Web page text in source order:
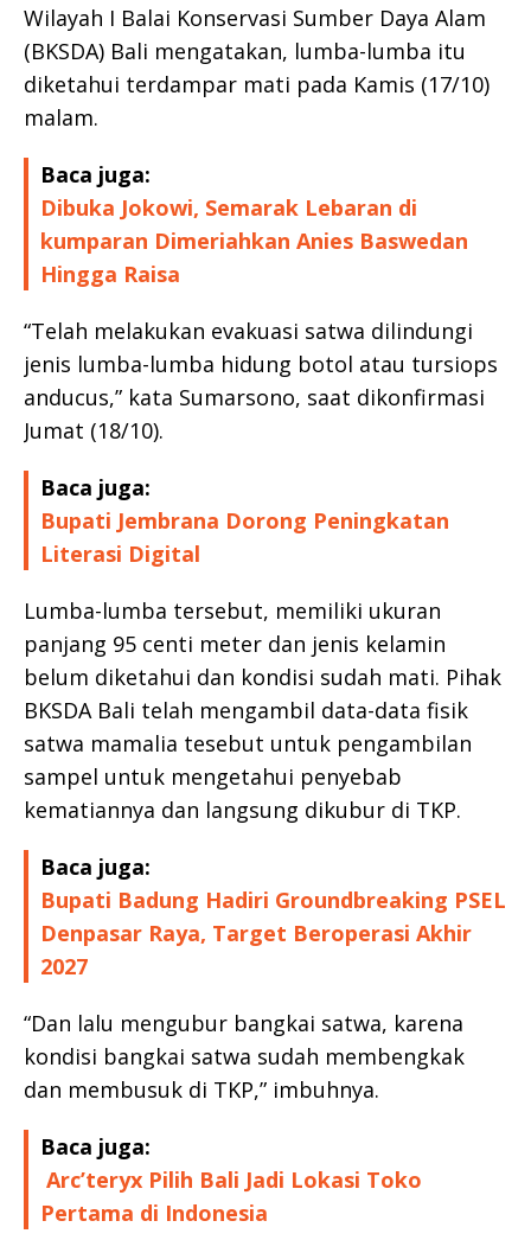
Wilayah I Balai Konservasi Sumber Daya Alam
(BKSDA) Bali mengatakan, lumba-lumba itu
diketahui terdampar mati pada Kamis (17/10)
malam.
Baca juga:
Dibuka Jokowi, Semarak Lebaran di
kumparan Dimeriahkan Anies Baswedan
Hingga Raisa
“Telah melakukan evakuasi satwa dilindungi
jenis lumba-lumba hidung botol atau tursiops
anducus,” kata Sumarsono, saat dikonfirmasi
Jumat (18/10).
Baca juga:
Bupati Jembrana Dorong Peningkatan
Literasi Digital
Lumba-lumba tersebut, memiliki ukuran
panjang 95 centi meter dan jenis kelamin
belum diketahui dan kondisi sudah mati. Pihak
BKSDA Bali telah mengambil data-data fisik
satwa mamalia tesebut untuk pengambilan
sampel untuk mengetahui penyebab
kematiannya dan langsung dikubur di TKP.
Baca juga:
Bupati Badung Hadiri Groundbreaking PSEL
Denpasar Raya, Target Beroperasi Akhir
2027
“Dan lalu mengubur bangkai satwa, karena
kondisi bangkai satwa sudah membengkak
dan membusuk di TKP,” imbuhnya.
Baca juga:
Arc’teryx Pilih Bali Jadi Lokasi Toko
Pertama di Indonesia